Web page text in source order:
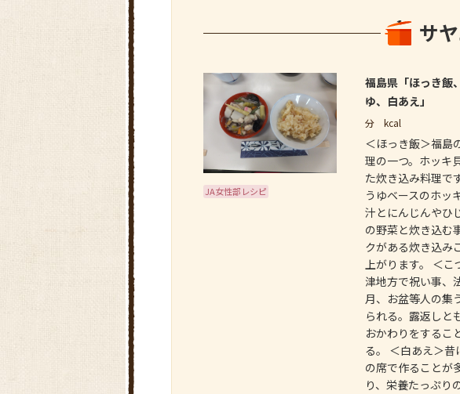
サ
JA女性部レシピ
福島県「ほっき飯
ゆ、白あえ」
分 kcal
＜ほっき飯＞福島
理の一つ。ホッキ
た炊き込み料理で
うゆベースのホッ
汁とにんじんやひ
の野菜と炊き込む
クがある炊き込み
上がります。 ＜こ
津地方で祝い事、
月、お盆等人の集
られる。露返しと
おかわりをするこ
る。 ＜白あえ＞昔
の席で作ることが
り、栄養たっぷり